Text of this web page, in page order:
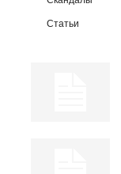
Статьи